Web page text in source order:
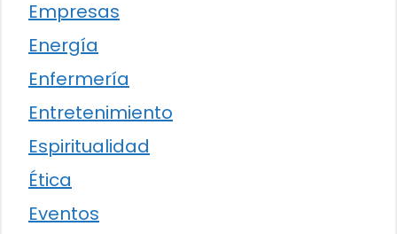
Empresas
Energía
Enfermería
Entretenimiento
Espiritualidad
Ética
Eventos